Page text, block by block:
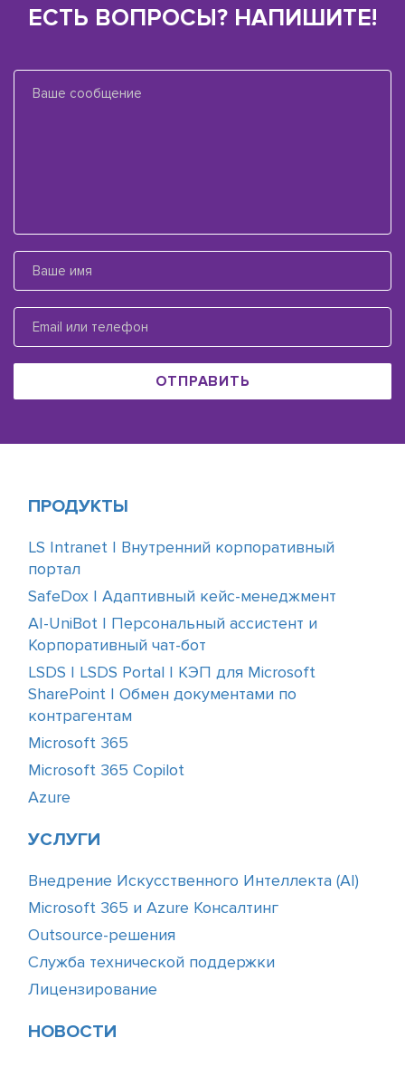
ЕСТЬ ВОПРОСЫ? НАПИШИТЕ!
ОТПРАВИТЬ
ПРОДУКТЫ
LS Intranet | Внутренний корпоративный
портал
SafeDox | Адаптивный кейс-менеджмент
AI-UniBot | Персональный ассистент и
Корпоративный чат-бот
LSDS | LSDS Portal | КЭП для Microsoft
SharePoint | Обмен документами по
контрагентам
Microsoft 365
Microsoft 365 Copilot
Azure
УСЛУГИ
Внедрение Искусственного Интеллекта (АІ)
Microsoft 365 и Azure Консалтинг
Outsource-решения
Служба технической поддержки
Лицензирование
НОВОСТИ